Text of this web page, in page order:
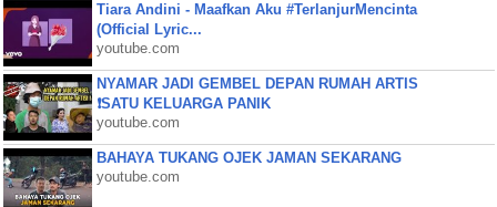
Tiara Andini - Maafkan Aku #TerlanjurMencinta
(Official Lyric...
youtube.com
NYAMAR JADI GEMBEL DEPAN RUMAH ARTIS
❗SATU KELUARGA PANIK
youtube.com
BAHAYA TUKANG OJEK JAMAN SEKARANG
youtube.com